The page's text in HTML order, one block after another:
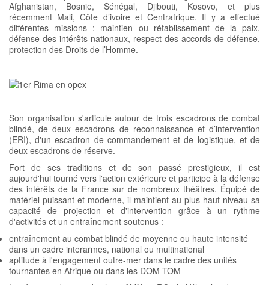
Afghanistan, Bosnie, Sénégal, Djibouti, Kosovo, et plus
récemment Mali, Côte d’ivoire et Centrafrique. Il y a effectué
différentes missions : maintien ou rétablissement de la paix,
défense des intérêts nationaux, respect des accords de défense,
protection des Droits de l’Homme.
Son organisation s'articule autour de trois escadrons de combat
blindé, de deux escadrons de reconnaissance et d’intervention
(ERI), d'un escadron de commandement et de logistique, et de
deux escadrons de réserve.
Fort de ses traditions et de son passé prestigieux, il est
aujourd'hui tourné vers l'action extérieure et participe à la défense
des intérêts de la France sur de nombreux théâtres. Équipé de
matériel puissant et moderne, il maintient au plus haut niveau sa
capacité de projection et d'intervention grâce à un rythme
d'activités et un entraînement soutenus :
entraînement au combat blindé de moyenne ou haute intensité
dans un cadre interarmes, national ou multinational
aptitude à l'engagement outre-mer dans le cadre des unités
tournantes en Afrique ou dans les DOM-TOM